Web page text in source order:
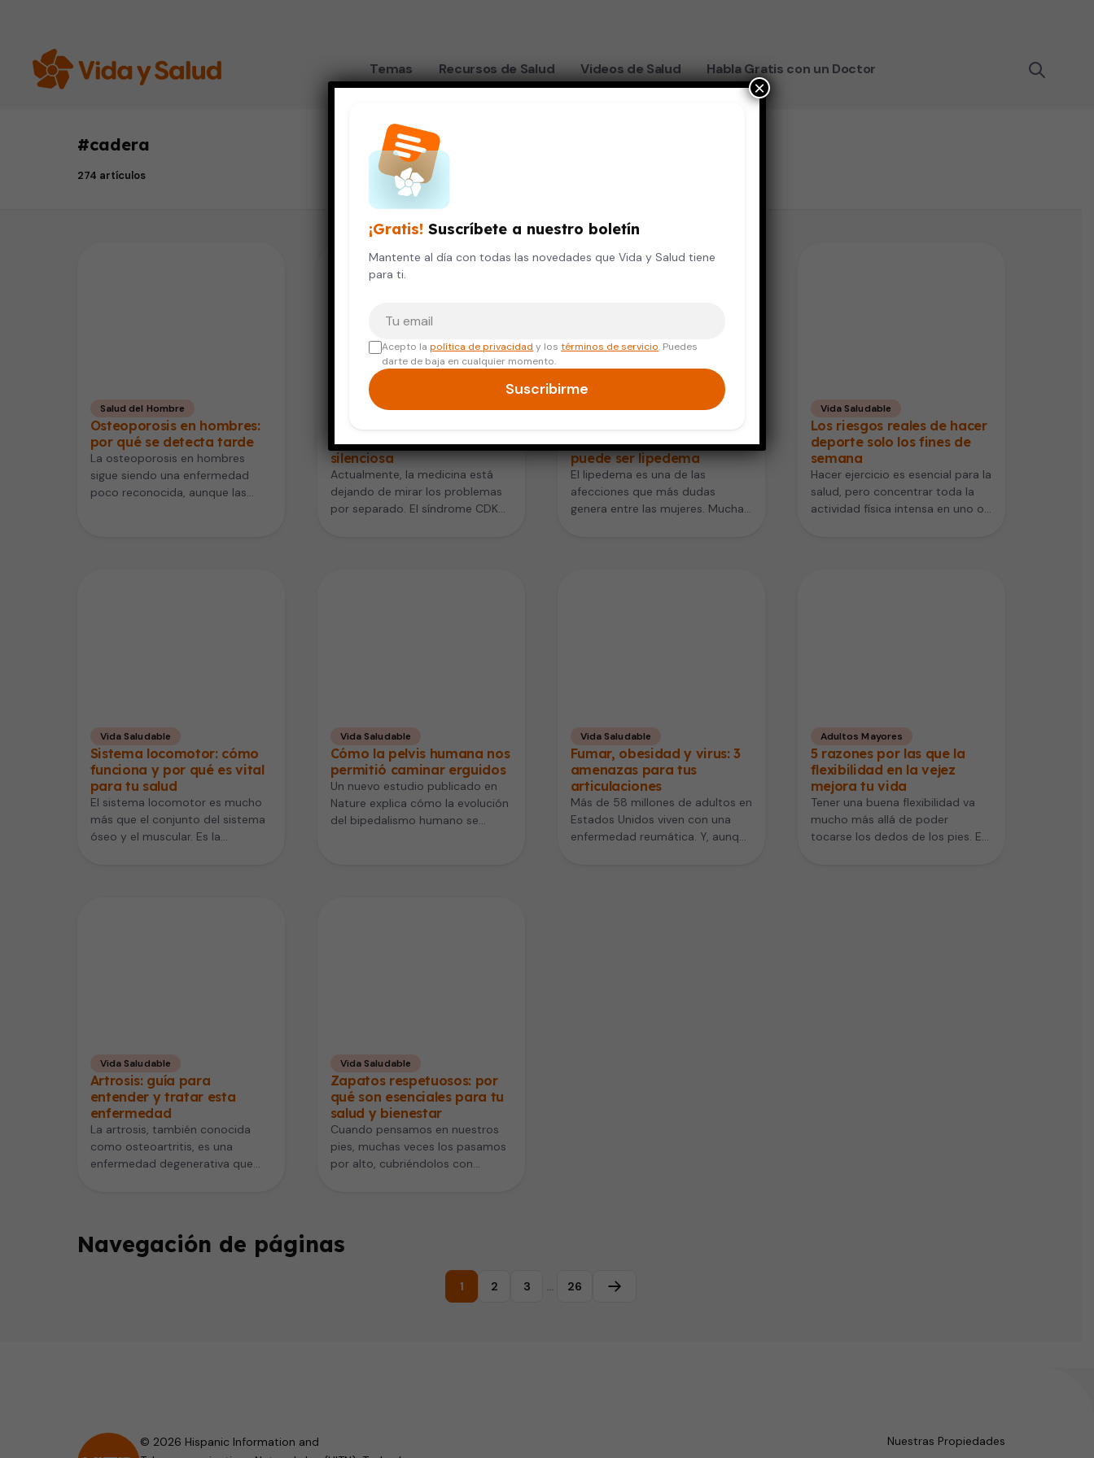
Temas Recursos de Salud Videos de Salud Habla Gratis con un Doctor
#cadera
274 artículos
Salud del Hombre
Osteoporosis en hombres:
por qué se detecta tarde
La osteoporosis en hombres
sigue siendo una enfermedad
poco reconocida, aunque las
Corazón
metabolismo: alerta
silenciosa
Actualmente, la medicina está
dejando de mirar los problemas
por separado. El síndrome CDK
Salud de la Mujer
piernas no es obesidad
puede ser lipedema
El lipedema es una de las
afecciones que más dudas
genera entre las mujeres. Muchas
Vida Saludable
Los riesgos reales de hacer
deporte solo los fines de
semana
Hacer ejercicio es esencial para la
salud, pero concentrar toda la
actividad física intensa en uno o
Vida Saludable
Sistema locomotor: cómo
funciona y por qué es vital
para tu salud
El sistema locomotor es mucho
más que el conjunto del sistema
óseo y el muscular. Es la
Vida Saludable
Cómo la pelvis humana nos
permitió caminar erguidos
Un nuevo estudio publicado en
Nature explica cómo la evolución
del bipedalismo humano se
Vida Saludable
Fumar, obesidad y virus: 3
amenazas para tus
articulaciones
Más de 58 millones de adultos en
Estados Unidos viven con una
enfermedad reumática. Y, aunque
Adultos Mayores
5 razones por las que la
flexibilidad en la vejez
mejora tu vida
Tener una buena flexibilidad va
mucho más allá de poder
tocarse los dedos de los pies. Es
Vida Saludable
Artrosis: guía para
entender y tratar esta
enfermedad
La artrosis, también conocida
como osteoartritis, es una
enfermedad degenerativa que
Vida Saludable
Zapatos respetuosos: por
qué son esenciales para tu
salud y bienestar
Cuando pensamos en nuestros
pies, muchas veces los pasamos
por alto, cubriéndolos con
Navegación de páginas
1 2 3 … 26 Página siguiente
© 2026 Hispanic Information and
Nuestras Propiedades
¡Gratis! Suscríbete a nuestro boletín
Mantente al día con todas las novedades que Vida y Salud tiene
para ti.
Acepto lapolítica de privacidad y lostérminos de servicio. Puedes
darte de baja en cualquier momento.
Suscribirme
×